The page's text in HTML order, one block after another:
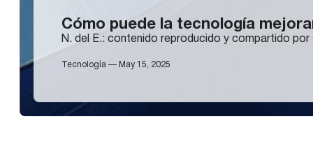
Cómo puede la tecnología
N. del E.: contenido reproducido y compartido
Tecnología — May 15, 2025